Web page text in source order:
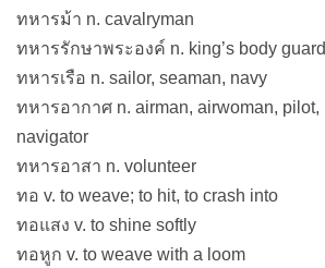
ทหารม้า n. cavalryman
ทหารรักษาพระองค์ n. king’s body guard
ทหารเรือ n. sailor, seaman, navy
ทหารอากาศ n. airman, airwoman, pilot,
navigator
ทหารอาสา n. volunteer
ทอ v. to weave; to hit, to crash into
ทอแสง v. to shine softly
ทอหูก v. to weave with a loom